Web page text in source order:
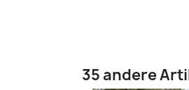
35 andere